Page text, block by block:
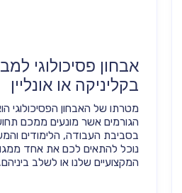
אבחון פסיכולוגי
בקליניקה או אונליין
מטרתו של האבחון הפסיכולוגי
הגורמים אשר מונעים ממכם
בסביבת העבודה, הלימודים
נוכל להתאים לכם את אחד
המקצועיים שלנו או לשלב